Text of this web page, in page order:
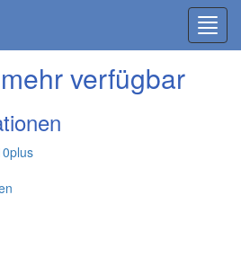
verfügbar